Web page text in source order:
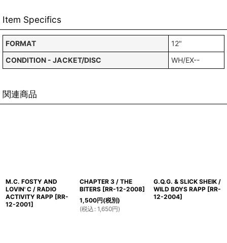
Item Specifics
FORMAT
12"
CONDITION - JACKET/DISC
WH/EX--
関連商品
M.C. FOSTY AND
LOVIN' C / RADIO
ACTIVITY RAPP [RR-
12-2001]
CHAPTER 3 / THE
BITERS [RR-12-2008]
1,500円(税別)
(税込 : 1,650円)
G.Q.G. & SLICK SHEIK /
WILD BOYS RAPP [RR-
12-2004]